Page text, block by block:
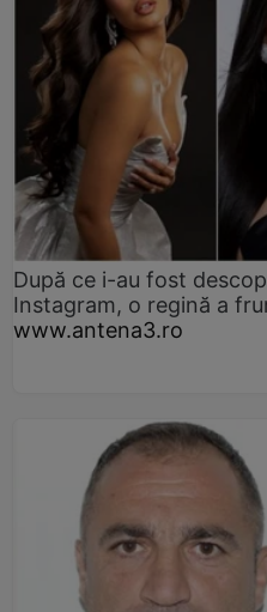
După ce i-au fost
Instagram, o regină a
www.antena3.ro